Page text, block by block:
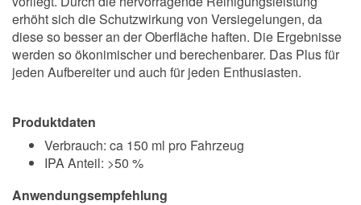
erhöht sich die Schutzwirkung von Versiegelungen, da
diese so besser an der Oberfläche haften. Die Ergebnisse
werden so ökonimischer und berechenbarer. Das Plus für
jeden Aufbereiter und auch für jeden Enthusiasten.
Produktdaten
Verbrauch: ca 150 ml pro Fahrzeug
IPA Anteil: >50 %
Anwendungsempfehlung